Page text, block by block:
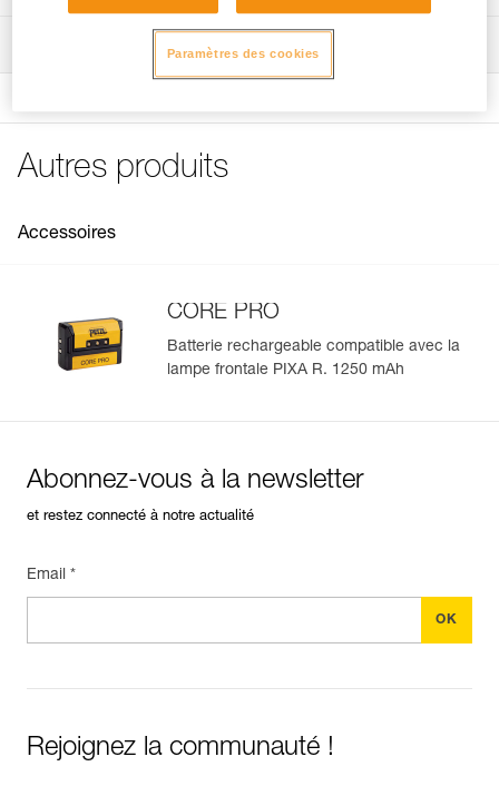
connectique spécifique Petzl côté batterie ou lampe.
Témoin de charge de la batterie (rouge = en charge, vert =
batterie chargée).
Adaptateur secteur non fourni.
Certification(s): CE
Spécifications référence(s)
Référence : E131AA00
Télécharger le pdf technical-notice-CORE PRO-charging
Télécharger le pdf UE-Declaration-E132AA00-E131AA00-
FAQ
Gérer et inspecter facilement votre EPI
Importez et exportez facilement vos données EPI
existantes.
Autres produits
Accessoires
CORE PRO
Batterie rechargeable compatible avec la
lampe frontale PIXA R. 1250 mAh
Abonnez-vous à la newsletter
et restez connecté à notre actualité
Email *
Rejoignez la communauté !
Paramètres des cookies